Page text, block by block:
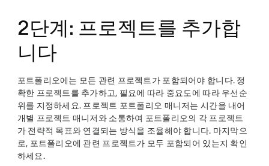
2단계: 프로젝트를 추가합
니다
포트폴리오에는 모든 관련 프로젝트가 포함되어야 합니다. 정
확한 프로젝트를 추가하고, 필요에 따라 중요도에 따라 우선순
위를 지정하세요. 프로젝트 포트폴리오 매니저는 시간을 내어
개별 프로젝트 매니저와 소통하여 포트폴리오의 각 프로젝트
가 전략적 목표와 연결되는 방식을 조율해야 합니다. 마지막으
로, 포트폴리오에 관련 프로젝트가 모두 포함되어 있는지 확인
하세요.